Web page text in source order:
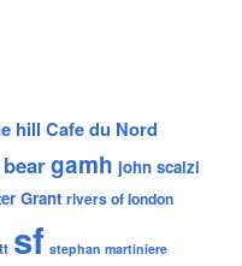
hill Cafe du Nord
gamh john scalzi
Grant rivers of london
sf stephan martiniere